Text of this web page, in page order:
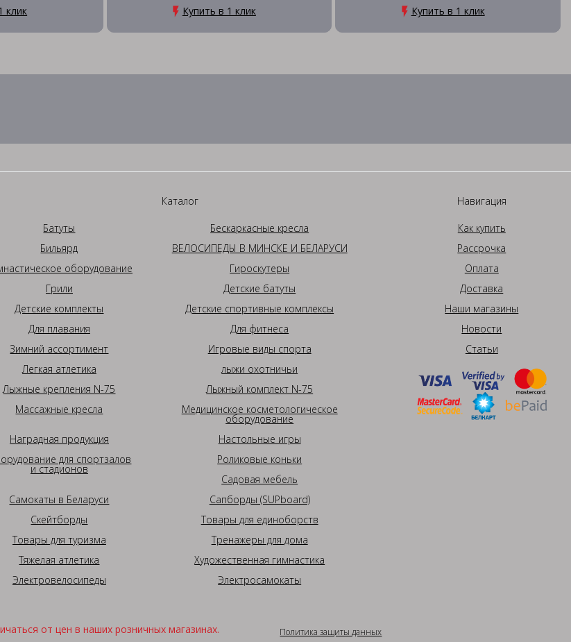
клик Купить в 1 клик Купить в 1 клик
Каталог
Батуты
Бескаркасные кресла
Бильярд
ВЕЛОСИПЕДЫ В МИНСКЕ И БЕЛАРУСИ
оборудование
Гироскутеры
Грили
Детские батуты
Детские комплекты
Детские спортивные комплексы
Для плавания
Для фитнеса
Зимний ассортимент
Игровые виды спорта
Легкая атлетика
лыжи охотничьи
Лыжные крепления N-75
Лыжный комплект N-75
Массажные кресла
Медицинское косметологическое
оборудование
Наградная продукция
Настольные игры
для спортзалов
и стадионов
Роликовые коньки
Садовая мебель
Самокаты в Беларуси
Сапборды (SUPboard)
Скейтборды
Товары для единоборств
Товары для туризма
Тренажеры для дома
Тяжелая атлетика
Художественная гимнастика
Электровелосипеды
Электросамокаты
Навигация
Как купить
Рассрочка
Оплата
Доставка
Наши магазины
Новости
Статьи
от цен в наших розничных магазинах.
Политика защиты данных